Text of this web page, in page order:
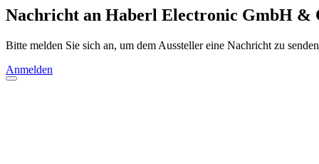
Nachricht an Haberl Electronic GmbH &
Bitte melden Sie sich an, um dem Aussteller eine Nachricht zu
Anmelden